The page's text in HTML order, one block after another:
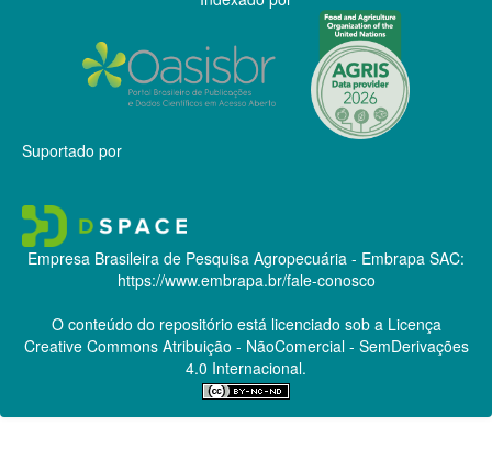
Suportado por
Empresa Brasileira de Pesquisa Agropecuária - Embrapa SAC:
https://www.embrapa.br/fale-conosco
O conteúdo do repositório está licenciado sob a Licença
Creative CommonsAtribuição - NãoComercial - SemDerivações
4.0 Internacional.